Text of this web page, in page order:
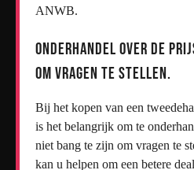
ANWB.
Onderhandel over de
om vragen te stellen.
Bij het kopen van een
is het belangrijk om te
niet bang te zijn om vragen te
kan u helpen om een betere